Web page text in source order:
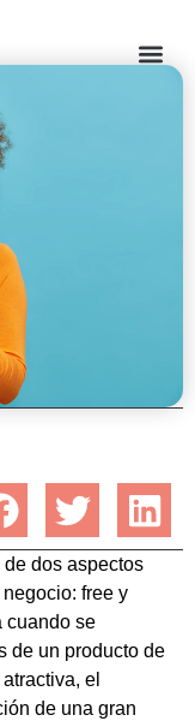
dos aspectos
free y
cuando se
de un producto de
el
de una gran